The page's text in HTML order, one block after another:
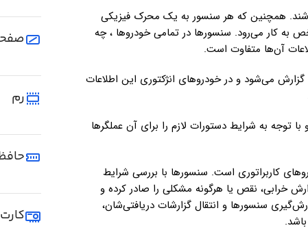
همچنین که هر سنسور به یک محرک فیزیکی
کار می‌رود. سنسورها در تمامی خودروها ، چه
آن‌ها متفاوت است.
گزارش می‌شود و در خودروهای انژکتوری این اطلاعات
توجه به شرایط دستورات لازم را برای آن عملگرها
کاربراتوری است. سنسورها با بررسی شرایط
خرابی، نقص یا هرگونه مشکلی را صادر کرده و
سنسورها و انتقال گزارشات دریافتی‌شان،
رم